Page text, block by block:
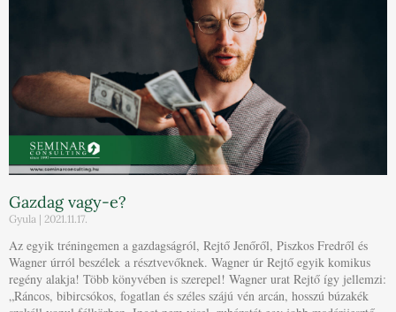
Gazdag vagy-e?
Gyula 2021.11.17.
Az egyik tréningemen a gazdagságról, Rejtő Jenőről, Piszkos Fredről és
Wagner úrról beszélek a résztvevőknek. Wagner úr Rejtő egyik komikus
regény alakja! Több könyvében is szerepel! Wagner urat Rejtő így jellemzi:
„Ráncos, bibircsókos, fogatlan és széles szájú vén arcán, hosszú búzakék